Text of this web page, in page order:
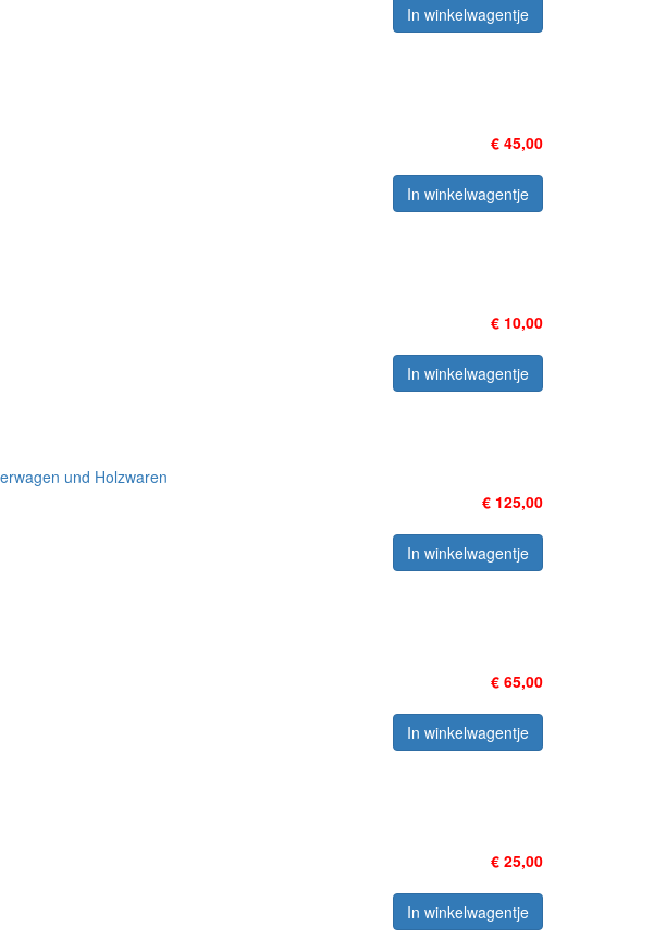
In winkelwagentje
€ 45,00
In winkelwagentje
€ 10,00
In winkelwagentje
und Holzwaren
€ 125,00
In winkelwagentje
€ 65,00
In winkelwagentje
€ 25,00
In winkelwagentje